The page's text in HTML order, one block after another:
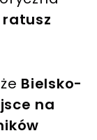
Bielsko-
na